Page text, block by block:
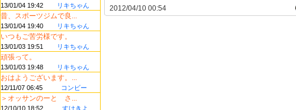
13/01/04 19:42 リキちゃん
昔、スポーツジムで良...
13/01/04 19:40 リキちゃん
いつもご苦労様です。
13/01/03 19:51 リキちゃん
頑張って。
13/01/03 19:48 リキちゃん
おはようございます。...
12/11/07 06:45 コンビー
＞オッサンのーと さ...
12/10/10 18:52 すけきよ
2012/04/10 00:54